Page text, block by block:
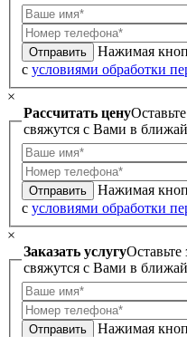
Отправить
Нажимая
с условиями обработки
×
Рассчитать цену
свяжутся с Вами в
Отправить
Нажимая
с условиями обработки
×
Заказать услугу
свяжутся с Вами в
Отправить
Нажимая